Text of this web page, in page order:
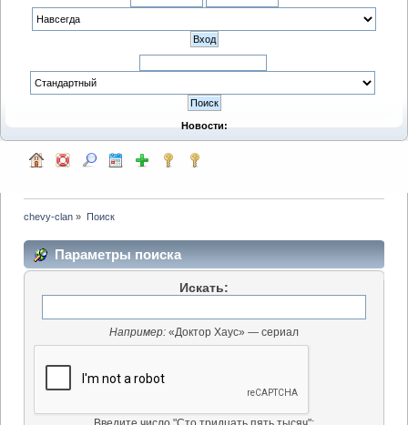
Новости:
chevy-clan » Поиск
Параметры поиска
Искать:
Например: «Доктор Хаус» — сериал